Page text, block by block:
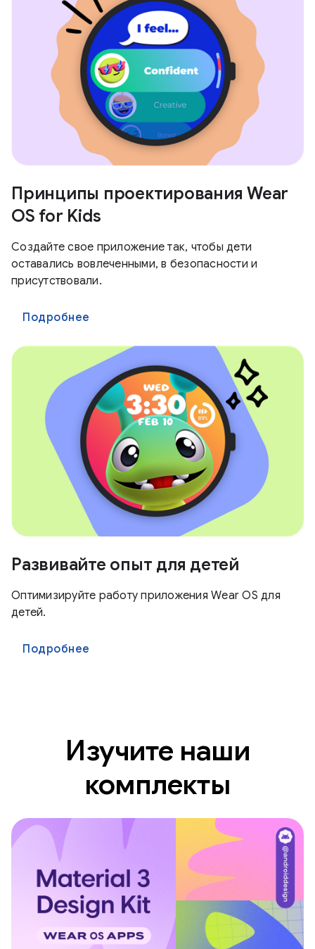
Принципы проектирования Wear
OS for Kids
Создайте свое приложение так, чтобы дети
оставались вовлеченными, в безопасности и
присутствовали.
Подробнее
Развивайте опыт для детей
Оптимизируйте работу приложения Wear OS для
детей.
Подробнее
Изучите наши
комплекты